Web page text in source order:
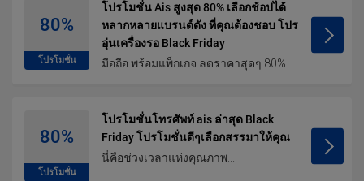
80%
โปรโมชั่น
โปรโมชั่น Ais สูงสุด 80% เลือกช้อปได้
หลากหลายแบรนด์ดัง ที่คุณต้องชอบ โปร
อุ่นเครื่องรอ Black Friday
มือถือ พร้อมแพ็กเกจ ลดราคาสุดๆ 80%...
80%
โปรโมชั่น
โปรโมชั่นโทรศัพท์ ais ล่าสุด Black
Friday โปรโมชั่นดีๆเลือกสรรมาให้คุณ
นี่คือช่วงเวลาแห่งคุณภาพ...